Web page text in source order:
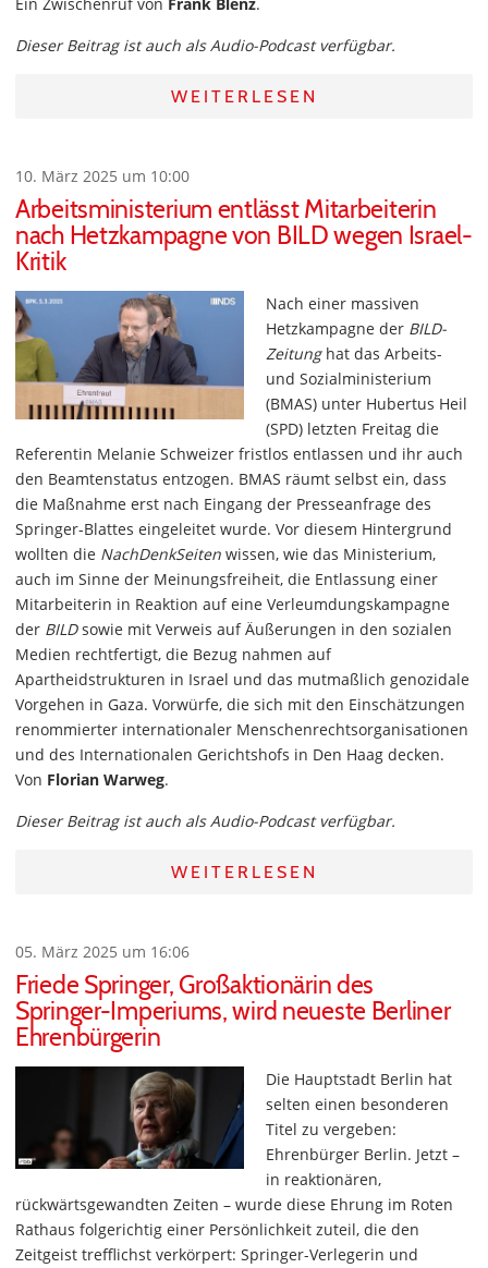
Dieser Beitrag ist auch als Audio-Podcast verfügbar.
WEITERLESEN
10. März 2025 um 10:00
Arbeitsministerium entlässt Mitarbeiterin
nach Hetzkampagne von BILD wegen Israel-
Kritik
Nach einer massiven
Hetzkampagne der BILD-
Zeitunghat das Arbeits-
und Sozialministerium
(BMAS) unter Hubertus Heil
(SPD) letzten Freitag die
Referentin Melanie Schweizer fristlos entlassen und ihr auch
den Beamtenstatus entzogen. BMAS räumt selbst ein, dass
die Maßnahme erst nach Eingang der Presseanfrage des
Springer-Blattes eingeleitet wurde. Vor diesem Hintergrund
wollten die NachDenkSeiten wissen, wie das Ministerium,
auch im Sinne der Meinungsfreiheit, die Entlassung einer
Mitarbeiterin in Reaktion auf eine Verleumdungskampagne
der BILDsowie mit Verweis auf Äußerungen in den sozialen
Medien rechtfertigt, die Bezug nahmen auf
Apartheidstrukturen in Israel und das mutmaßlich genozidale
Vorgehen in Gaza. Vorwürfe, die sich mit den Einschätzungen
renommierter internationaler Menschenrechtsorganisationen
und des Internationalen Gerichtshofs in Den Haag decken.
Von Florian Warweg.
Dieser Beitrag ist auch als Audio-Podcast verfügbar.
WEITERLESEN
05. März 2025 um 16:06
Friede Springer, Großaktionärin des
Springer-Imperiums, wird neueste Berliner
Ehrenbürgerin
Die Hauptstadt Berlin hat
selten einen besonderen
Titel zu vergeben:
Ehrenbürger Berlin. Jetzt –
in reaktionären,
rückwärtsgewandten Zeiten – wurde diese Ehrung im Roten
Rathaus folgerichtig einer Persönlichkeit zuteil, die den
Zeitgeist trefflichst verkörpert: Springer-Verlegerin und